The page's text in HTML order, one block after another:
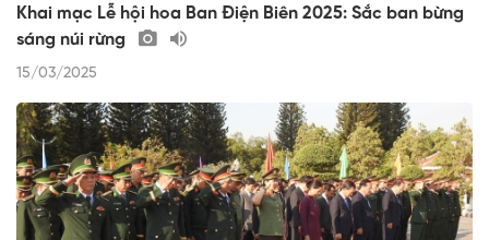
Khai mạc Lễ hội hoa Ban Điện Biên 2025: Sắc ban bừng
sáng núi rừng
15/03/2025